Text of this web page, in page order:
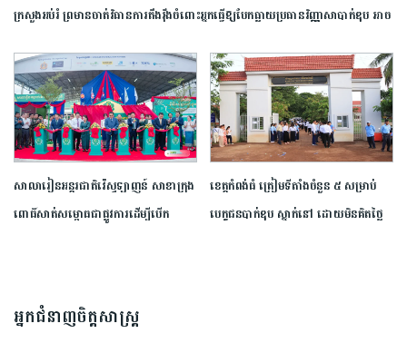
ក្រសួង​អប់រំ ​ព្រមាន​ចាត់​វិធានការ​តឹងរ៉ឹង​ចំពោះ​អ្នក​ធ្វើឱ្យ​បែកធ្លាយ​ប្រធាន​វិញ្ញាសា​បាក់ឌុប ​អាច​
សាលារៀន​អន្តរជាតិ​វ៉េស្ទឡាញន៍​ ​សាខា​ក្រុង​
ពោធិ៍សាត់​សម្ពោធ​ជា​ផ្លូវការ​​ដើម្បី​បើក​
ខេត្ត​កំពង់ធំ​ ត្រៀម​ទីតាំង​ចំនួន​ ​៥​ ​សម្រាប់​
បេក្ខជន​បាក់ឌុប ស្នាក់នៅ ​ដោយ​មិន​គិត​ថ្លៃ​
អ្នកជំនាញចិត្តសាស្រ្ត